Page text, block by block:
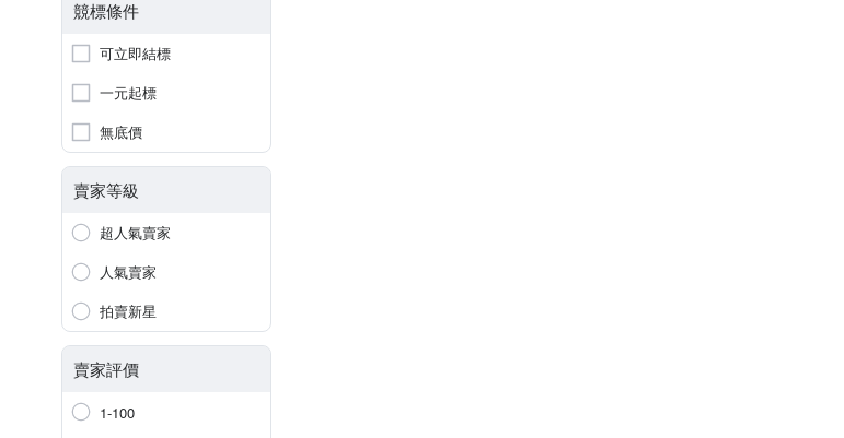
競標條件
可立即結標
一元起標
無底價
賣家等級
超人氣賣家
人氣賣家
拍賣新星
賣家評價
1-100